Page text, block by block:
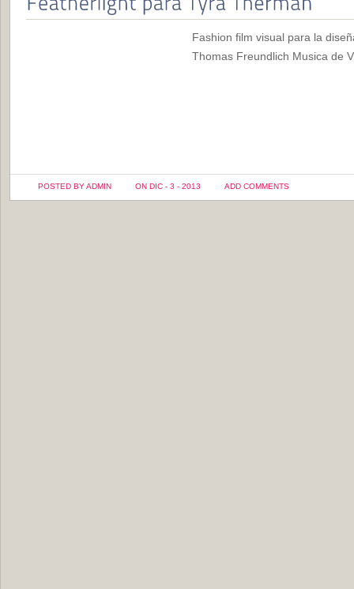
Fashion film visual para la
Thomas Freundlich Musica de
POSTED BY ADMIN ON DIC - 3 - 2013 ADD COMMENTS